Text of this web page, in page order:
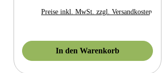
Preise inkl. MwSt. zzgl. Versandkosten
In den Warenkorb